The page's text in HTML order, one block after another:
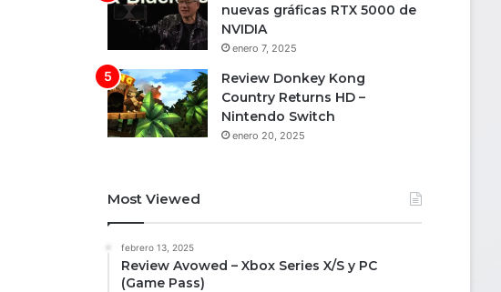
nuevas gráficas RTX 5000 de
NVIDIA
enero 7, 2025
Review Donkey Kong
Country Returns HD –
Nintendo Switch
enero 20, 2025
Most Viewed
febrero 13, 2025
Review Avowed – Xbox Series X/S y PC
(Game Pass)